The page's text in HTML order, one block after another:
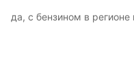
да, с бензином в